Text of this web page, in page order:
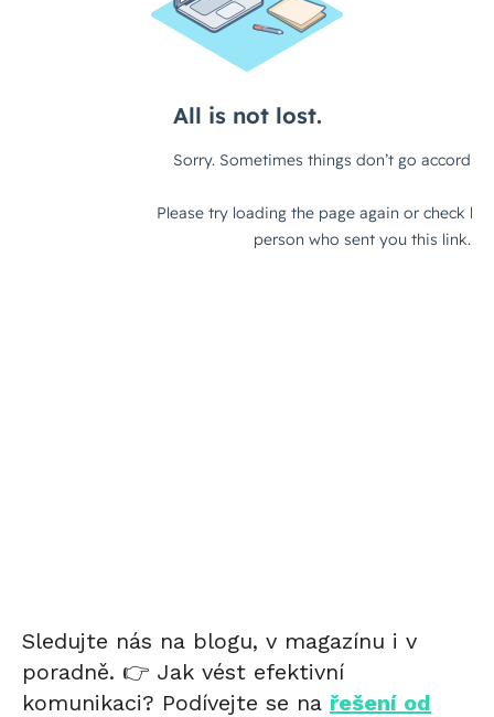
Sledujte nás na blogu, v magazínu i v
poradně. 👉 Jak vést efektivní
komunikaci? Podívejte se na řešení od